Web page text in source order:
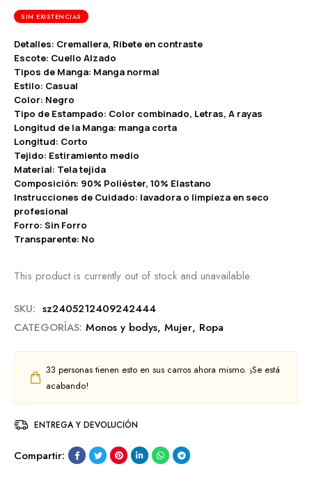
SIN EXISTENCIAS
Detalles: Cremallera, Ribete en contraste
Escote: Cuello Alzado
Tipos de Manga: Manga normal
Estilo: Casual
Color: Negro
Tipo de Estampado: Color combinado, Letras, A rayas
Longitud de la Manga: manga corta
Longitud: Corto
Tejido: Estiramiento medio
Material: Tela tejida
Composición: 90% Poliéster, 10% Elastano
Instrucciones de Cuidado: lavadora o limpieza en seco
profesional
Forro: Sin Forro
Transparente: No
This product is currently out of stock and unavailable.
SKU: sz2405212409242444
CATEGORÍAS: Monos y bodys, Mujer, Ropa
33 personas tienen esto en sus carros ahora mismo. ¡Se está
acabando!
ENTREGA Y DEVOLUCIÓN
Compartir: